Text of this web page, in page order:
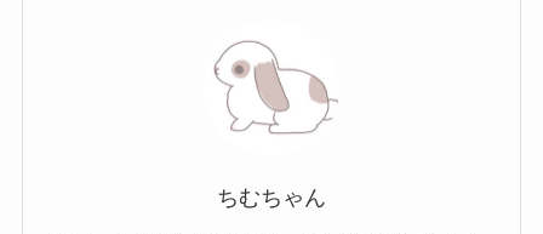
ちむちゃん